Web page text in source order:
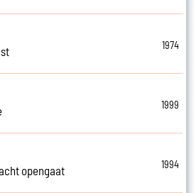
1974
1999
opengaat
1994